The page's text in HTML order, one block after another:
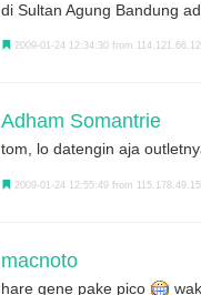
di Sultan Agung Bandung
2009-01-24 12:34:30 from
Adham Somantrie
tom, lo datengin aja
2009-01-24 12:55:49 from
macnoto
hare gene pake pico